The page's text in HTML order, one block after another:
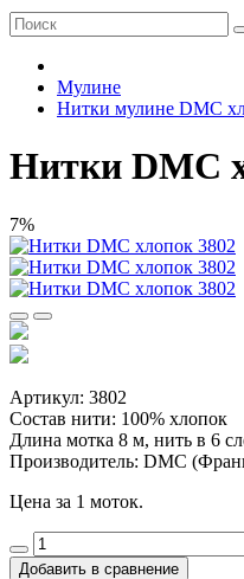
Мулине
Нитки мулине DMC
Нитки DMC
7%
Артикул: 3802
Состав нити: 100% хлопок
Длина мотка 8 м, нить в 6
Производитель: DMC
Цена за 1 моток.
Добавить в сравнение